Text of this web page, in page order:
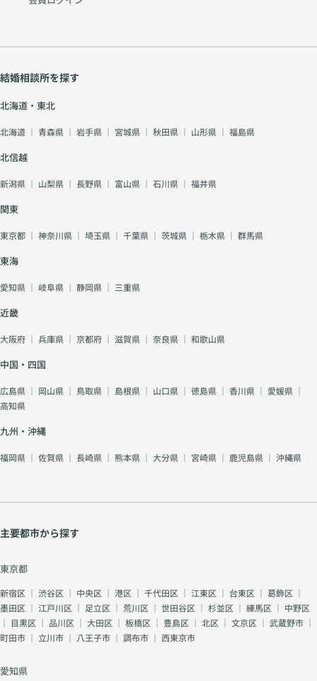
結婚相談所を探す
北海道・東北
北海道 ｜ 青森県 ｜ 岩手県 ｜ 宮城県 ｜ 秋田県 ｜ 山形県 ｜ 福島県
北信越
新潟県 ｜ 山梨県 ｜ 長野県 ｜ 富山県 ｜ 石川県 ｜ 福井県
関東
東京都 ｜ 神奈川県 ｜ 埼玉県 ｜ 千葉県 ｜ 茨城県 ｜ 栃木県 ｜ 群馬県
東海
愛知県 ｜ 岐阜県 ｜ 静岡県 ｜ 三重県
近畿
大阪府 ｜ 兵庫県 ｜ 京都府 ｜ 滋賀県 ｜ 奈良県 ｜ 和歌山県
中国・四国
広島県 ｜ 岡山県 ｜ 鳥取県 ｜ 島根県 ｜ 山口県 ｜ 徳島県 ｜ 香川県 ｜ 愛媛県 ｜
高知県
九州・沖縄
福岡県 ｜ 佐賀県 ｜ 長崎県 ｜ 熊本県 ｜ 大分県 ｜ 宮崎県 ｜ 鹿児島県 ｜ 沖縄県
主要都市から探す
東京都
新宿区 ｜ 渋谷区 ｜ 中央区 ｜ 港区 ｜ 千代田区 ｜ 江東区 ｜ 台東区 ｜ 葛飾区 ｜
墨田区 ｜ 江戸川区 ｜ 足立区 ｜ 荒川区 ｜ 世田谷区 ｜ 杉並区 ｜ 練馬区 ｜ 中野区
｜ 目黒区 ｜ 品川区 ｜ 大田区 ｜ 板橋区 ｜ 豊島区 ｜ 北区 ｜ 文京区 ｜ 武蔵野市 ｜
町田市 ｜ 立川市 ｜ 八王子市 ｜ 調布市 ｜ 西東京市
愛知県